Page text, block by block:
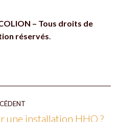
– Tous droits de
réservés.
Article
une installation HHO ?